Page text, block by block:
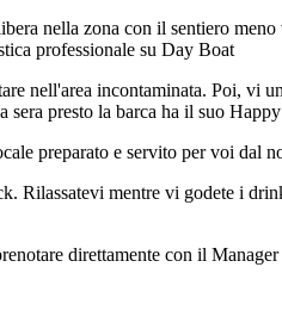
nella zona con il sentiero
professionale su Day Boat
nell'area incontaminata. Poi, vi
presto la barca ha il suo
preparato e servito per voi
Rilassatevi mentre vi godete i
direttamente con il